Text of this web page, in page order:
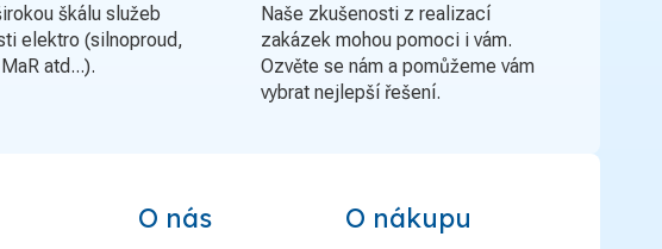
škálu služeb
elektro (silnoproud,
atd...).
Naše zkušenosti z realizací
zakázek mohou pomoci i vám.
Ozvěte se nám a pomůžeme vám
vybrat nejlepší řešení.
O nás O nákupu